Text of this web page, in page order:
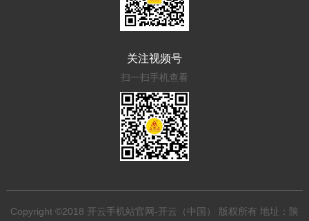
关注视频号
扫一扫手机查看
Copyright ©2018 开云手机站官网-开云（中国） 版权所有 地址：陕